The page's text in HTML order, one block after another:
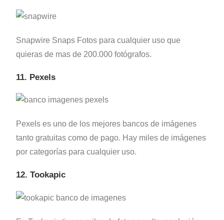
Snapwire Snaps Fotos para cualquier uso que
quieras de mas de 200.000 fotógrafos.
11. Pexels
Pexels es uno de los mejores bancos de imágenes
tanto gratuitas como de pago. Hay miles de imágenes
por categorías para cualquier uso.
12. Tookapic